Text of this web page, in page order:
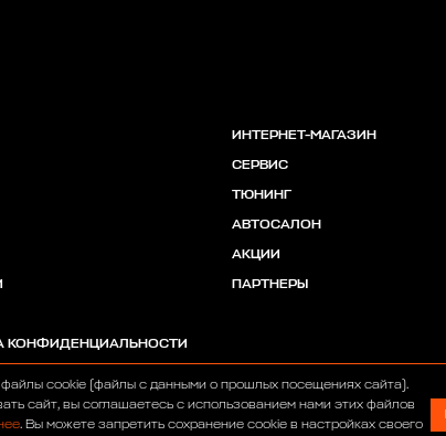
КОНФИДЕНЦИАЛЬНОСТИ
ИНТЕРНЕТ-МАГАЗИН
СЕРВИС
ТЮНИНГ
АВТОСАЛОН
АКЦИИ
ПАРТНЕРЫ
cookie (файлы с данными о прошлых посещениях сайта).
сайт, вы соглашаетесь с использованием нами этих файлов
. Вы можете запретить сохранение cookie в настройках своего